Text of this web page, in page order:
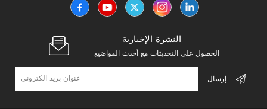
النشرة الإخبارية
-- الحصول على التحديثات مع أحدث المواضيع